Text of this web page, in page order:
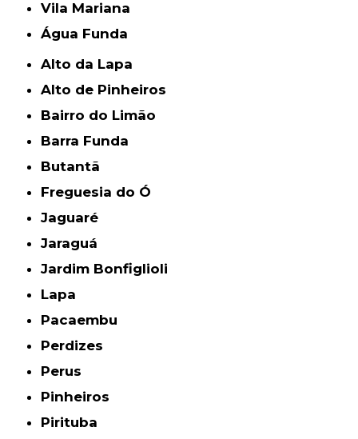
Vila Mariana
Água Funda
Alto da Lapa
Alto de Pinheiros
Bairro do Limão
Barra Funda
Butantã
Freguesia do Ó
Jaguaré
Jaraguá
Jardim Bonfiglioli
Lapa
Pacaembu
Perdizes
Perus
Pinheiros
Pirituba